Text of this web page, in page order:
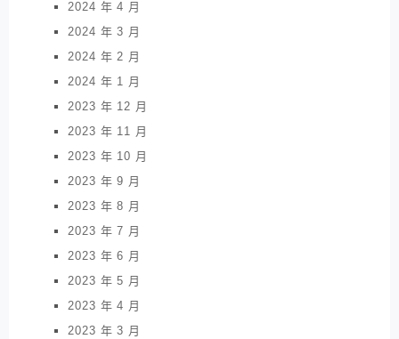
2024 年 4 月
2024 年 3 月
2024 年 2 月
2024 年 1 月
2023 年 12 月
2023 年 11 月
2023 年 10 月
2023 年 9 月
2023 年 8 月
2023 年 7 月
2023 年 6 月
2023 年 5 月
2023 年 4 月
2023 年 3 月